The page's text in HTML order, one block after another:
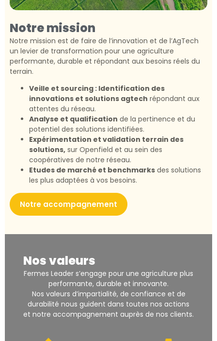
Notre mission
Notre mission est de faire de l’innovation et de l’AgTech
un levier de transformation pour une agriculture
performante, durable et répondant aux besoins réels du
terrain.
Veille et sourcing : Identification des
innovations et solutions agtech répondant aux
attentes du réseau.
Analyse et qualification de la pertinence et du
potentiel des solutions identifiées.
Expérimentation et validation terrain des
solutions, sur Openfield et au sein des
coopératives de notre réseau.
Etudes de marché et benchmarks des solutions
les plus adaptées à vos besoins.
Notre accompagnement
Nos valeurs
Fermes Leader s’engage pour une agriculture plus
performante, durable et innovante.
Nos valeurs d’impartialité, de confiance et de
durabilité nous guident dans toutes nos actions
et notre accompagnement auprès de nos clients.